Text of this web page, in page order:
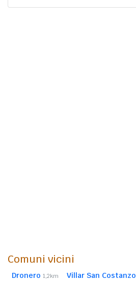
Comuni vicini
Dronero 1,2km Villar San Costanzo